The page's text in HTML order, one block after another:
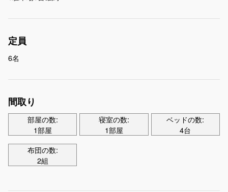
定員
6名
間取り
部屋の数:
1部屋
寝室の数:
1部屋
ベッドの数:
4台
布団の数:
2組